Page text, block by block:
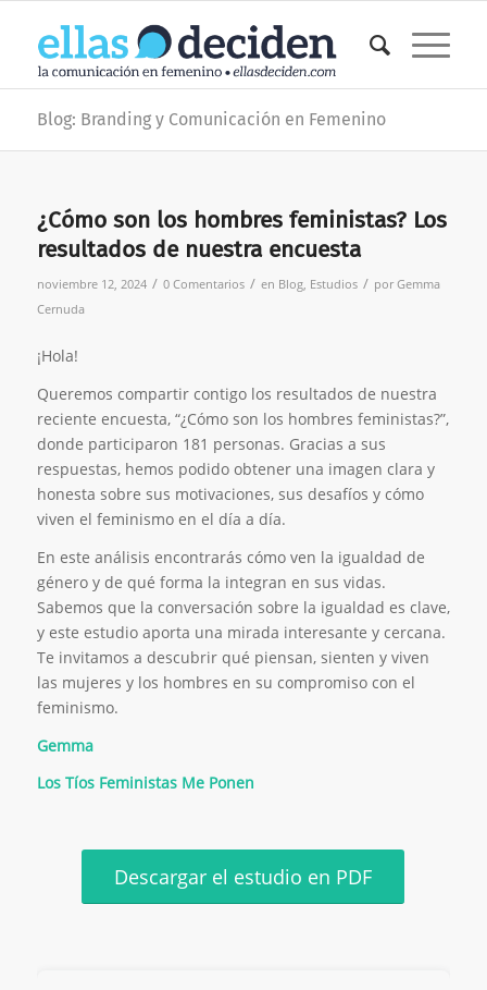
Blog: Branding y Comunicación en Femenino
¿Cómo son los hombres feministas? Los
resultados de nuestra encuesta
noviembre 12, 2024 / 0 Comentarios / en Blog, Estudios / porGemma
Cernuda
¡Hola!
Queremos compartir contigo los resultados de nuestra
reciente encuesta, “¿Cómo son los hombres feministas?”,
donde participaron 181 personas. Gracias a sus
respuestas, hemos podido obtener una imagen clara y
honesta sobre sus motivaciones, sus desafíos y cómo
viven el feminismo en el día a día.
En este análisis encontrarás cómo ven la igualdad de
género y de qué forma la integran en sus vidas.
Sabemos que la conversación sobre la igualdad es clave,
y este estudio aporta una mirada interesante y cercana.
Te invitamos a descubrir qué piensan, sienten y viven
las mujeres y los hombres en su compromiso con el
feminismo.
Gemma
Los Tíos Feministas Me Ponen
Descargar el estudio en PDF